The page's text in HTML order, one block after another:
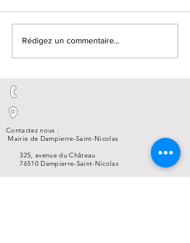
Rédigez un commentaire...
Contactez nous :
Mairie de Dampierre-Saint-Nicolas
325, avenue du Château
76510 Dampierre-Saint-Nicolas
02.35.85.82.69